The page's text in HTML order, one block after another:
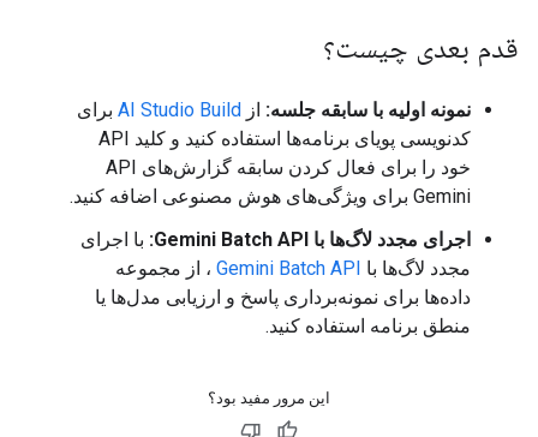
قدم بعدی چیست؟
نمونه اولیه با سابقه جلسه: از AI Studio Build برای
کدنویسی پویای برنامه‌ها استفاده کنید و کلید API
خود را برای فعال کردن سابقه گزارش‌های API
Gemini برای ویژگی‌های هوش مصنوعی اضافه کنید.
اجرای مجدد لاگ‌ها با Gemini Batch API:
با اجرای
مجدد لاگ‌ها با Gemini Batch API ، از مجموعه
داده‌ها برای نمونه‌برداری پاسخ و ارزیابی مدل‌ها یا
منطق برنامه استفاده کنید.
این مرور مفید بود؟